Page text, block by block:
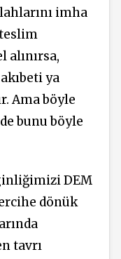
imha
alınırsa,
ya
Ama böyle
bunu böyle
DEM
dönük
tavrı